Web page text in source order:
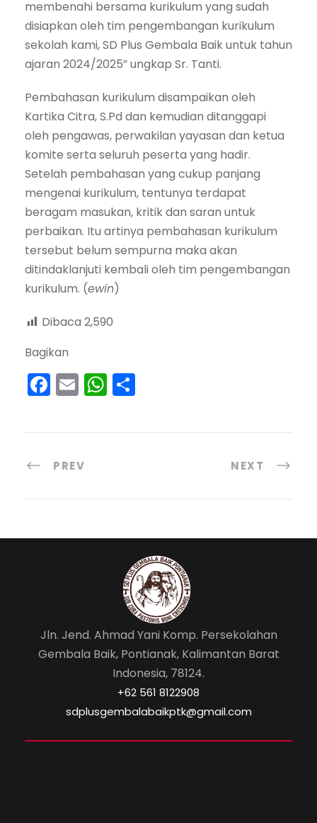
membenahi bersama kurikulum yang sudah
disiapkan oleh tim pengembangan kurikulum
sekolah kami, SD Plus Gembala Baik untuk tahun
ajaran 2024/2025” ungkap Sr. Tanti.
Pembahasan kurikulum disampaikan oleh
Kartika Citra, S.Pd dan kemudian ditanggapi
oleh pengawas, perwakilan yayasan dan ketua
komite serta seluruh peserta yang hadir.
Setelah pembahasan yang cukup panjang
mengenai kurikulum, tentunya terdapat
beragam masukan, kritik dan saran untuk
perbaikan. Itu artinya pembahasan kurikulum
tersebut belum sempurna maka akan
ditindaklanjuti kembali oleh tim pengembangan
kurikulum. (ewin)
Dibaca 2,590
Bagikan
F
a
c
b
o
k
E
m
ai
W
h
a
p
ar
PREV NEXT
Jln. Jend. Ahmad Yani Komp. Persekolahan
Gembala Baik, Pontianak, Kalimantan Barat
Indonesia, 78124.
‎+62 561 8122908
sdplusgembalabaikptk@gmail.com